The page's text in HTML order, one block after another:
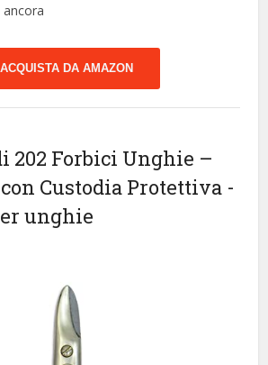
ACQUISTA DA AMAZON
202 Forbici Unghie –
Custodia Protettiva -
unghie